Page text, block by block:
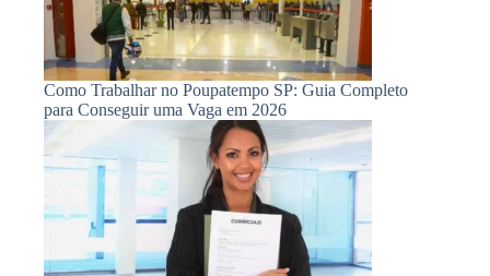
Como Trabalhar no Poupatempo SP: Guia Completo
para Conseguir uma Vaga em 2026